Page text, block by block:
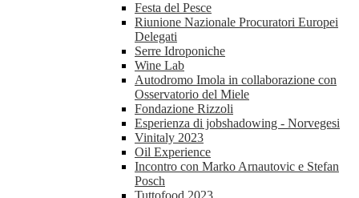
Festa del Pesce
Riunione Nazionale Procuratori Europei
Delegati
Serre Idroponiche
Wine Lab
Autodromo Imola in collaborazione con
Osservatorio del Miele
Fondazione Rizzoli
Esperienza di jobshadowing - Norvegesi
Vinitaly 2023
Oil Experience
Incontro con Marko Arnautovic e Stefan
Posch